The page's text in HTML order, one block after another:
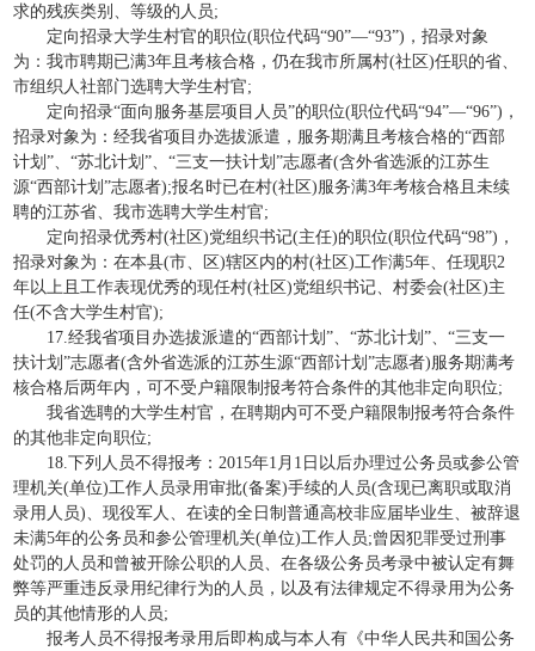
求的残疾类别、等级的人员;
定向招录大学生村官的职位(职位代码“90”—“93”)，招录对象
为：我市聘期已满3年且考核合格，仍在我市所属村(社区)任职的省、
市组织人社部门选聘大学生村官;
定向招录“面向服务基层项目人员”的职位(职位代码“94”—“96”)，
招录对象为：经我省项目办选拔派遣，服务期满且考核合格的“西部
计划”、“苏北计划”、“三支一扶计划”志愿者(含外省选派的江苏生
源“西部计划”志愿者);报名时已在村(社区)服务满3年考核合格且未续
聘的江苏省、我市选聘大学生村官;
定向招录优秀村(社区)党组织书记(主任)的职位(职位代码“98”)，
招录对象为：在本县(市、区)辖区内的村(社区)工作满5年、任现职2
年以上且工作表现优秀的现任村(社区)党组织书记、村委会(社区)主
任(不含大学生村官);
17.经我省项目办选拔派遣的“西部计划”、“苏北计划”、“三支一
扶计划”志愿者(含外省选派的江苏生源“西部计划”志愿者)服务期满考
核合格后两年内，可不受户籍限制报考符合条件的其他非定向职位;
我省选聘的大学生村官，在聘期内可不受户籍限制报考符合条件
的其他非定向职位;
18.下列人员不得报考：2015年1月1日以后办理过公务员或参公管
理机关(单位)工作人员录用审批(备案)手续的人员(含现已离职或取消
录用人员)、现役军人、在读的全日制普通高校非应届毕业生、被辞退
未满5年的公务员和参公管理机关(单位)工作人员;曾因犯罪受过刑事
处罚的人员和曾被开除公职的人员、在各级公务员考录中被认定有舞
弊等严重违反录用纪律行为的人员，以及有法律规定不得录用为公务
员的其他情形的人员;
报考人员不得报考录用后即构成与本人有《中华人民共和国公务